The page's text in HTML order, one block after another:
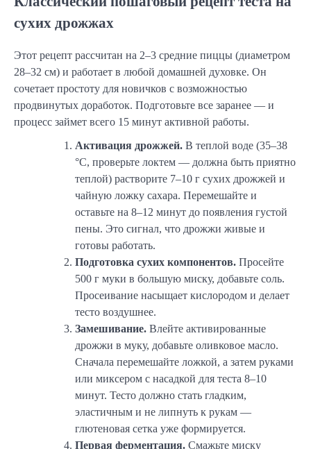
сухих дрожжах
Этот рецепт рассчитан на 2–3 средние пиццы (диаметром
28–32 см) и работает в любой домашней духовке. Он
сочетает простоту для новичков с возможностью
продвинутых доработок. Подготовьте все заранее — и
процесс займет всего 15 минут активной работы.
Активация дрожжей. В теплой воде (35–38
°C, проверьте локтем — должна быть приятно
теплой) растворите 7–10 г сухих дрожжей и
чайную ложку сахара. Перемешайте и
оставьте на 8–12 минут до появления густой
пены. Это сигнал, что дрожжи живые и
готовы работать.
Подготовка сухих компонентов. Просейте
500 г муки в большую миску, добавьте соль.
Просеивание насыщает кислородом и делает
тесто воздушнее.
Замешивание. Влейте активированные
дрожжи в муку, добавьте оливковое масло.
Сначала перемешайте ложкой, а затем руками
или миксером с насадкой для теста 8–10
минут. Тесто должно стать гладким,
эластичным и не липнуть к рукам —
глютеновая сетка уже формируется.
Первая ферментация. Смажьте миску